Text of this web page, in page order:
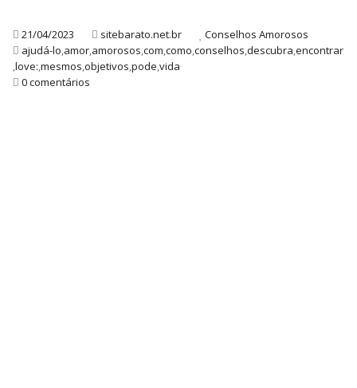
21/04/2023 sitebarato.net.br
Conselhos Amorosos
ajudá-lo,amor,amorosos,com,como,conselhos,descubra,encontrar
,love:,mesmos,objetivos,pode,vida
0 comentários